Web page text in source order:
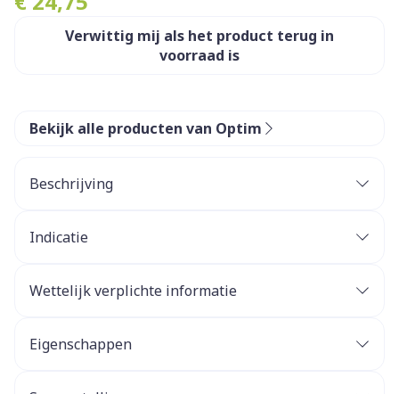
Verwittig mij als het product terug in
voorraad is
Bekijk alle producten van Optim
Beschrijving
Withania somnifera
Indicatie
Wettelijk verplichte informatie
Eigenschappen